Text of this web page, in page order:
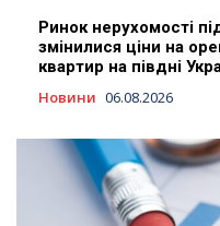
Ринок нерухомості
змінилися ціни на
квартир на півдні
Новини 06.08.2026